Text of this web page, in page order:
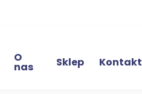
O
nas Sklep Kontakt